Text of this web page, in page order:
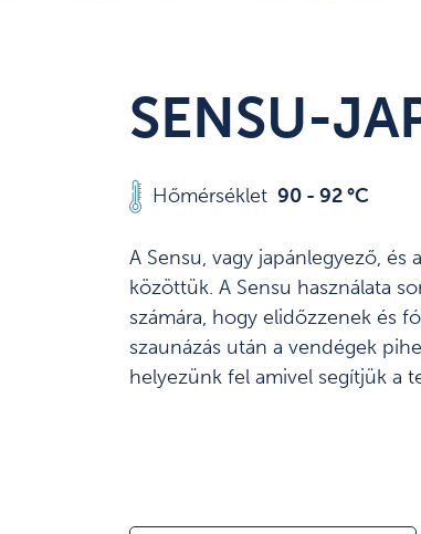
SENSU-
Hőmérséklet 90 - 92 °C
A Sensu, vagy japánlegyező,
közöttük. A Sensu használata
számára, hogy elidőzzenek és
szaunázás után a vendégek
helyezünk fel amivel segítjük a